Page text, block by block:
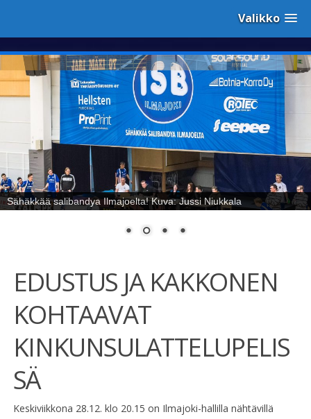
Valikko
Sähäkkää salibandya Ilmajoelta! Kuva: Jussi Niukkala
EDUSTUS JA KAKKONEN
KOHTAAVAT
KINKUNSULATTELUPELIS
SÄ
Keskiviikkona 28.12. klo 20.15 on Ilmajoki-hallilla nähtävillä